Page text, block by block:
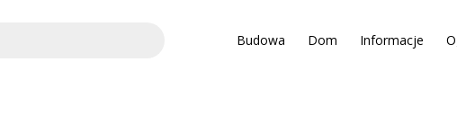
Budowa Dom Informacje